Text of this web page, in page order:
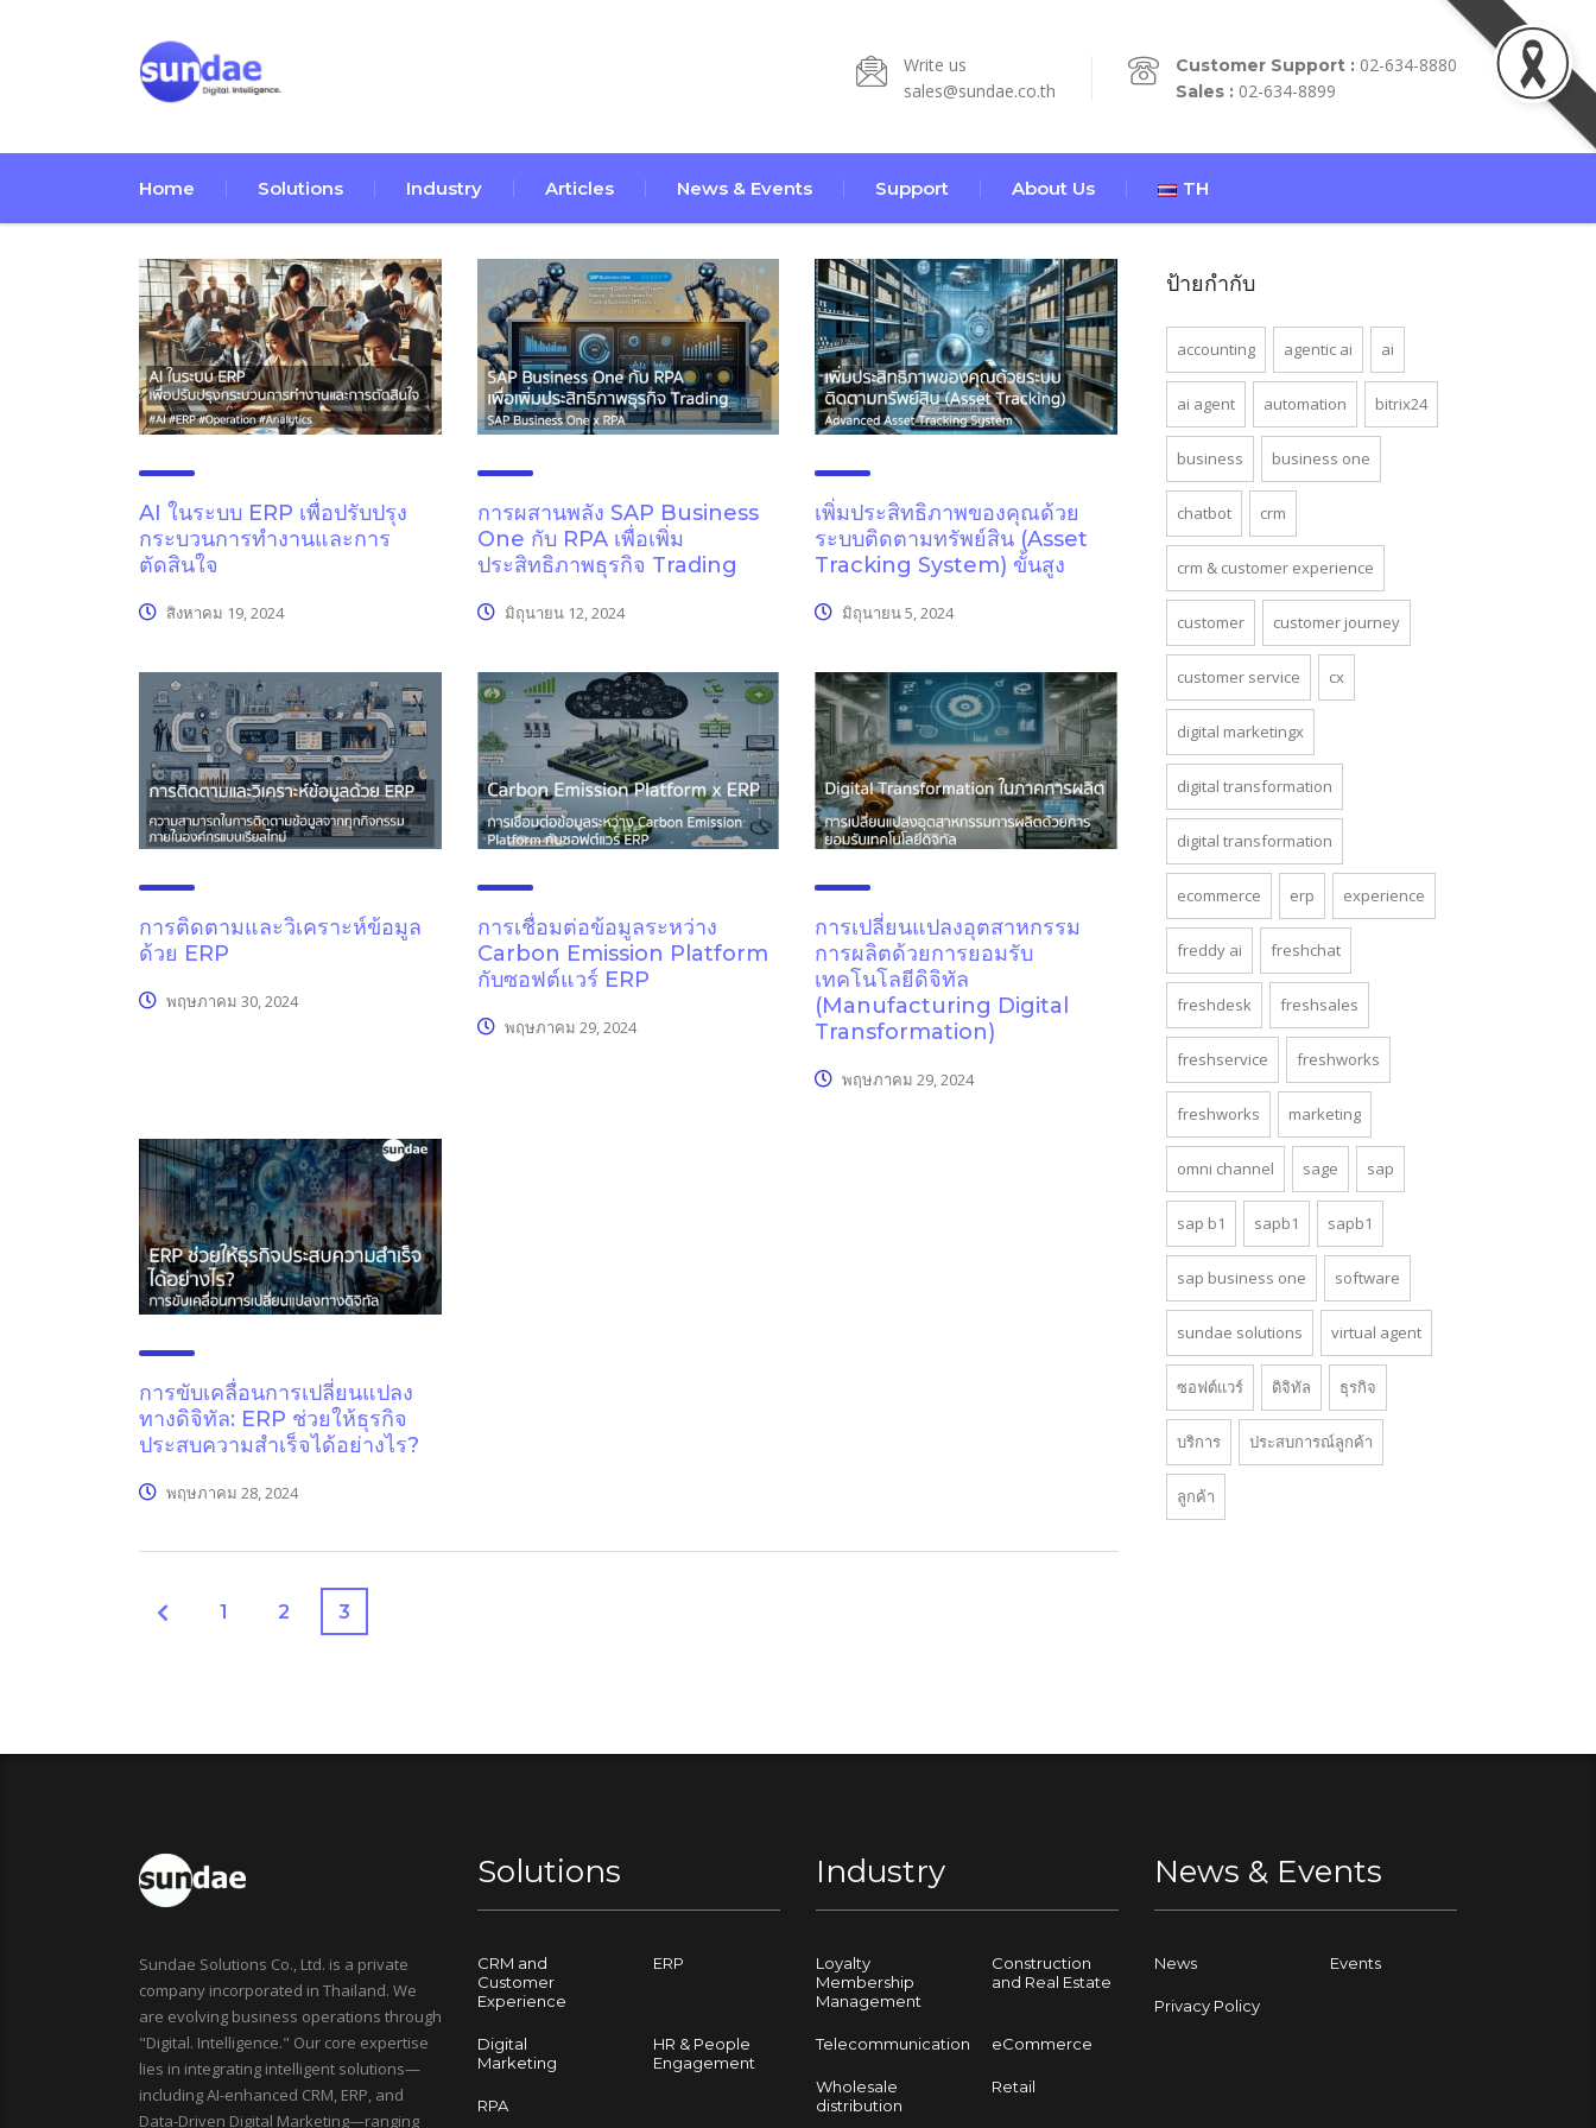
Write us
sales@sundae.co.th
Customer Support : 02-634-8880
Sales : 02-634-8899
Home Solutions Industry Articles News & Events Support About Us TH
AI ในระบบ ERP เพื่อปรับปรุง
กระบวนการทำงานและการ
ตัดสินใจ
สิงหาคม 19, 2024
การผสานพลัง SAP Business
One กับ RPA เพื่อเพิ่ม
ประสิทธิภาพธุรกิจ Trading
มิถุนายน 12, 2024
เพิ่มประสิทธิภาพของคุณด้วย
ระบบติดตามทรัพย์สิน (Asset
Tracking System) ขั้นสูง
มิถุนายน 5, 2024
การติดตามและวิเคราะห์ข้อมูล
ด้วย ERP
พฤษภาคม 30, 2024
การเชื่อมต่อข้อมูลระหว่าง
Carbon Emission Platform
กับซอฟต์แวร์ ERP
พฤษภาคม 29, 2024
การเปลี่ยนแปลงอุตสาหกรรม
การผลิตด้วยการยอมรับ
เทคโนโลยีดิจิทัล
(Manufacturing Digital
Transformation)
พฤษภาคม 29, 2024
การขับเคลื่อนการเปลี่ยนแปลง
ทางดิจิทัล: ERP ช่วยให้ธุรกิจ
ประสบความสำเร็จได้อย่างไร?
พฤษภาคม 28, 2024
1 2 3
ป้ายกำกับ
accounting agentic ai ai
ai agent automation bitrix24
business business one
chatbot crm
crm & customer experience
customer customer journey
customer service cx
digital marketingx
digital transformation
digital transformation
ecommerce erp experience
freddy ai freshchat
freshdesk freshsales
freshservice freshworks
freshworks marketing
omni channel sage sap
sap b1 sapb1 sapb1
sap business one software
sundae solutions virtual agent
ซอฟต์แวร์ ดิจิทัล ธุรกิจ
บริการ ประสบการณ์ลูกค้า
ลูกค้า
Sundae Solutions Co., Ltd. is a private
company incorporated in Thailand. We
are evolving business operations through
"Digital. Intelligence." Our core expertise
lies in integrating intelligent solutions—
including AI-enhanced CRM, ERP, and
Data-Driven Digital Marketing—ranging
Solutions
CRM and
Customer
Experience
ERP
Digital
Marketing
HR & People
Engagement
RPA
Industry
Loyalty
Membership
Management
Construction
and Real Estate
Telecommunication eCommerce
Wholesale
distribution
Retail
News & Events
News Events
Privacy Policy